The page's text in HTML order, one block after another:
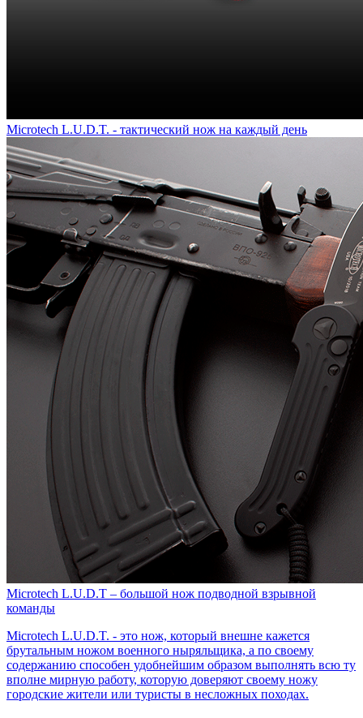
Microtech L.U.D.T. - тактический нож на каждый день
​Microtech L.U.D.T – большой нож подводной взрывной
команды
Microtech L.U.D.T. - это нож, который внешне кажется
брутальным ножом военного ныряльщика, а по своему
содержанию способен удобнейшим образом выполнять всю ту
вполне мирную работу, которую доверяют своему ножу
городские жители или туристы в несложных походах.